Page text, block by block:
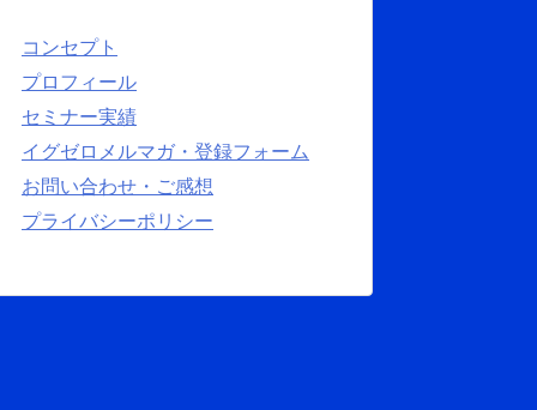
コンセプト
プロフィール
セミナー実績
イグゼロメルマガ・登録フォーム
お問い合わせ・ご感想
プライバシーポリシー